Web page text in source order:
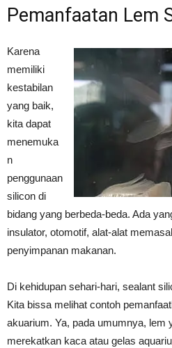
Pemanfaatan Lem
Karena
memiliki
kestabilan
yang baik,
kita dapat
menemuka
n
penggunaan
silicon di
bidang yang berbeda-beda. Ada
insulator, otomotif, alat-alat
penyimpanan makanan.
Di kehidupan sehari-hari, sealant
Kita bissa melihat contoh
akuarium. Ya, pada umumnya, lem
merekatkan kaca atau gelas